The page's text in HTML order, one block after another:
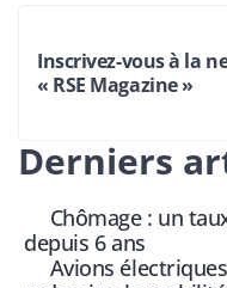
Inscrivez-vous à la
« RSE Magazine »
Derniers
Chômage : un
depuis 6 ans
Avions